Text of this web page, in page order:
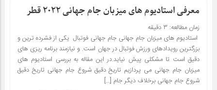
معرفی استادیوم های میزبان جام جهانی ۲۰۲۲ قطر
زمان مطالعه: ۳ دقیقه
استادیوم های میزبان جام جهانی جام جهانی فوتبال یکی از فشرده ترین و
بزرگترین رویدادهای ورزش فوتبال در جهان است. و نیازمند برنامه ریزی های
دقیق است تا مشکلی پیش نیاید.در این مقاله به بررسی استادیوم های
میزبان جام جهانی می پردازیم تاریخ دقیق شروع جام جهانی تاریخ دقیق
شروع جام جهانی برخلاف دیگر جام […]